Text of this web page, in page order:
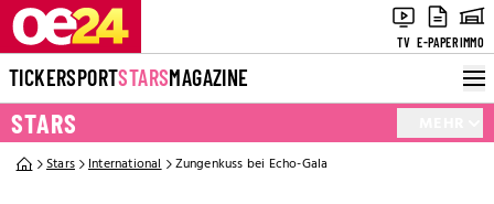
TV E-PAPERIMMO
TICKERSPORTSTARSMAGAZINE
STARS
Stars International Zungenkuss bei Echo-Gala